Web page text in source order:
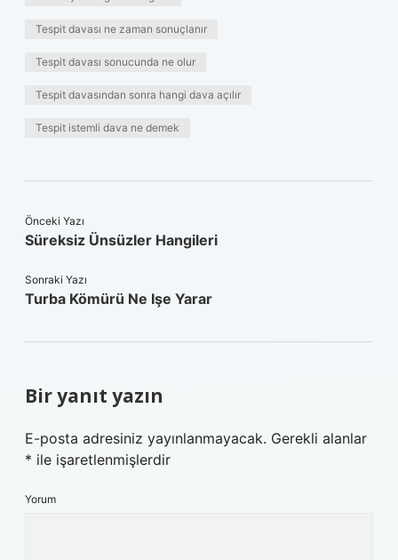
Tespit davası ne zaman sonuçlanır
Tespit davası sonucunda ne olur
Tespit davasından sonra hangi dava açılır
Tespit istemli dava ne demek
Önceki Yazı
Süreksiz Ünsüzler Hangileri
Sonraki Yazı
Turba Kömürü Ne Işe Yarar
Bir yanıt yazın
E-posta adresiniz yayınlanmayacak. Gerekli alanlar
* ile işaretlenmişlerdir
Yorum